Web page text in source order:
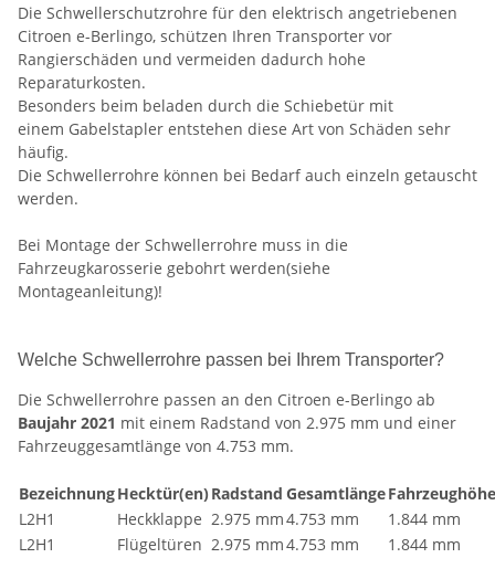
Die Schwellerschutzrohre für den elektrisch angetriebenen
Citroen e-Berlingo, schützen Ihren Transporter vor
Rangierschäden und vermeiden dadurch hohe
Reparaturkosten.
Besonders beim beladen durch die Schiebetür mit
einem Gabelstapler entstehen diese Art von Schäden sehr
häufig.
Die Schwellerrohre können bei Bedarf auch einzeln getauscht
werden.
Bei Montage der Schwellerrohre muss in die
Fahrzeugkarosserie gebohrt werden(siehe
Montageanleitung)!
Welche Schwellerrohre passen bei Ihrem Transporter?
Die Schwellerrohre passen an den Citroen e-Berlingo ab
Baujahr 2021 mit einem Radstand von 2.975 mm und einer
Fahrzeuggesamtlänge von 4.753 mm.
BezeichnungHecktür(en)Radstand GesamtlängeFahrzeughöhe
L2H1
Heckklappe 2.975 mm4.753 mm
1.844 mm
L2H1
Flügeltüren 2.975 mm4.753 mm 1.844 mm